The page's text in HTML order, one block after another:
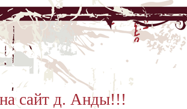
сайт д. Анды!!!